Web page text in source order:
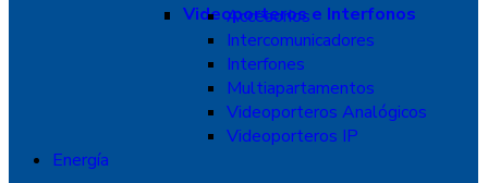
Videoporteros e Interfonos
Accesorios
Intercomunicadores
Interfones
Multiapartamentos
Videoporteros Analógicos
Videoporteros IP
Energía